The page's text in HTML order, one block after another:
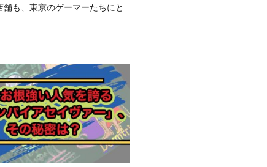
舗も、東京のゲーマーたちにと